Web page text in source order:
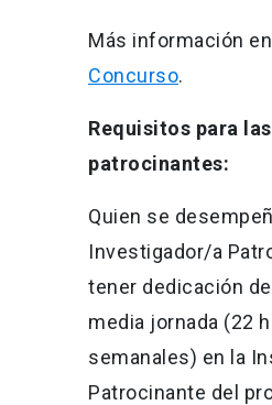
Más información
Concurso.
Requisitos para
patrocinantes:
Quien se
Investigador/a
tener dedicación
media jornada (22
semanales) en la
Patrocinante del